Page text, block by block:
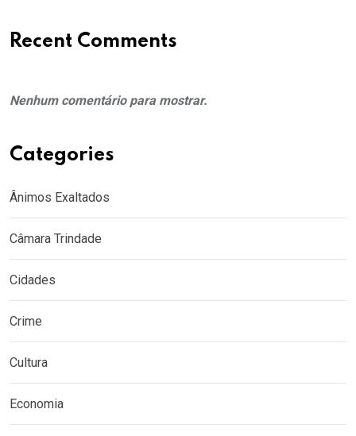
Recent Comments
Nenhum comentário para mostrar.
Categories
Ânimos Exaltados
Câmara Trindade
Cidades
Crime
Cultura
Economia